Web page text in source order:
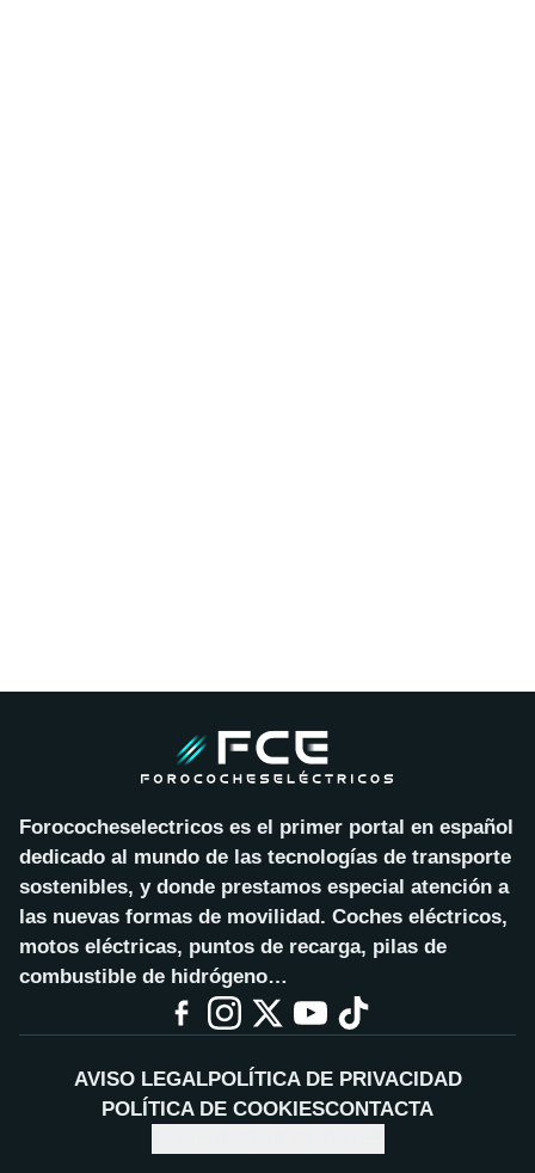
Forococheselectricos es el primer portal en español
dedicado al mundo de las tecnologías de transporte
sostenibles, y donde prestamos especial atención a
las nuevas formas de movilidad. Coches eléctricos,
motos eléctricas, puntos de recarga, pilas de
combustible de hidrógeno…
AVISO LEGALPOLÍTICA DE PRIVACIDAD
POLÍTICA DE COOKIESCONTACTA